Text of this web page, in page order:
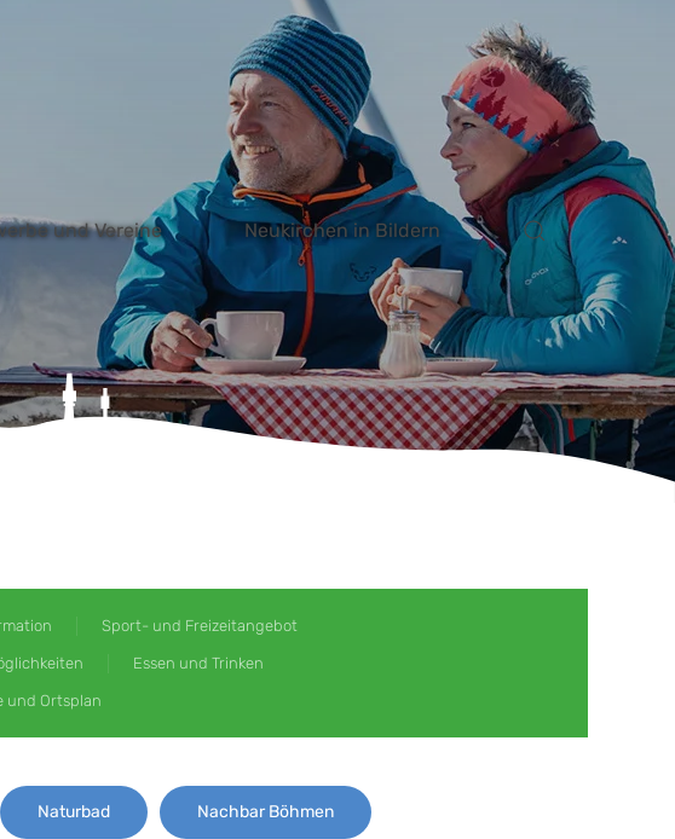
Kontakt Unterkunft finden
und Vereine Neukirchen in Bildern
Sport- und Freizeitangebot
Essen und Trinken
und Ortsplan
Naturbad Nachbar Böhmen